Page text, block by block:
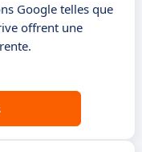
Google telles que
offrent une